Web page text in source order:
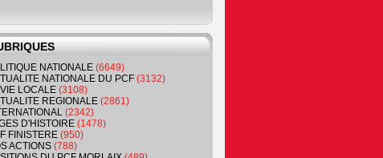
NATIONALE (6649)
NATIONALE DU PCF (3132)
VIE LOCALE (3108)
REGIONALE (2861)
(2342)
D'HISTOIRE (1478)
FINISTERE (950)
ACTIONS (788)